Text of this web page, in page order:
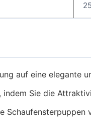
25
auf eine elegante
indem Sie die